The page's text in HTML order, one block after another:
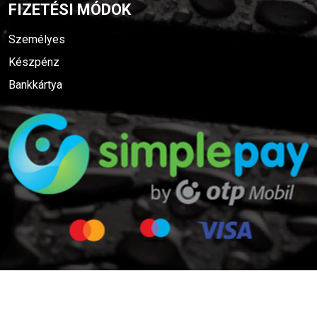
FIZETÉSI MÓDOK
Személyes
Készpénz
Bankkártya